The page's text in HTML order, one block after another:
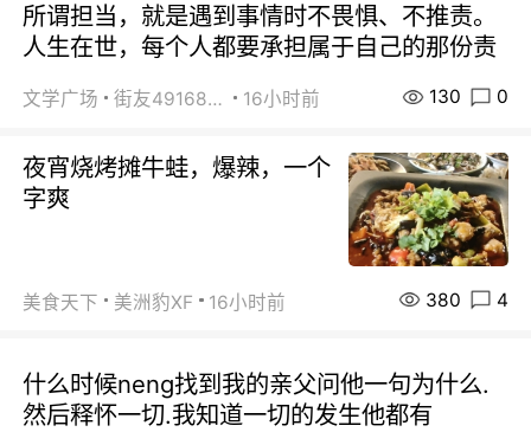
所谓担当，就是遇到事情时不畏惧、不推责。
人生在世，每个人都要承担属于自己的那份责
文学广场 街友49168527 16小时前 130 0
夜宵烧烤摊牛蛙，爆辣，一个
字爽
美食天下 美洲豹XF 16小时前 380 4
什么时候neng找到我的亲父问他一句为什么.
然后释怀一切.我知道一切的发生他都有